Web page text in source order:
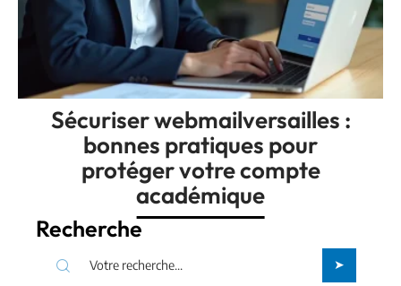
Sécuriser webmailversailles :
bonnes pratiques pour
protéger votre compte
académique
Recherche